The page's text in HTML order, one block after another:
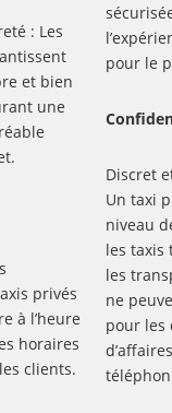
: Les
et bien
une
privés
à l’heure
horaires
clients.
pour le
Discret
Un taxi
niveau
les taxis
les
ne
pour les